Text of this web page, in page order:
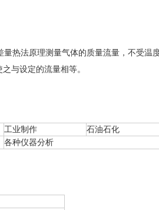
量热法原理测量气体的质量流量，不受
与设定的流量相等。
工业制作
石油石化
各种仪器分析